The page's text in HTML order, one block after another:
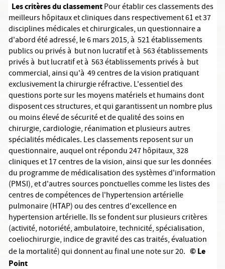
Les critères du classementPour établir ces classements des
meilleurs hôpitaux et cliniques dans respectivement 61 et 37
disciplines médicales et chirurgicales, un questionnaire a
d'abord été adressé, le 6 mars 2015, à 521 établissements
publics ou privés à but non lucratif et à 563 établissements
privés à but lucratif et à 563 établissements privés à but
commercial, ainsi qu'à 49 centres de la vision pratiquant
exclusivement la chirurgie réfractive. L'essentiel des
questions porte sur les moyens matériels et humains dont
disposent ces structures, et qui garantissent un nombre plus
ou moins élevé de sécurité et de qualité des soins en
chirurgie, cardiologie, réanimation et plusieurs autres
spécialités médicales. Les classements reposent sur un
questionnaire, auquel ont répondu 247 hôpitaux, 328
cliniques et 17 centres de la vision, ainsi que sur les données
du programme de médicalisation des systèmes d'information
(PMSI), et d'autres sources ponctuelles comme les listes des
centres de compétences de l'hypertension artérielle
pulmonaire (HTAP) ou des centres d'excellence en
hypertension artérielle. Ils se fondent sur plusieurs critères
(activité, notoriété, ambulatoire, technicité, spécialisation,
coeliochirurgie, indice de gravité des cas traités, évaluation
de la mortalité) qui donnent au final une note sur 20. © Le
Point